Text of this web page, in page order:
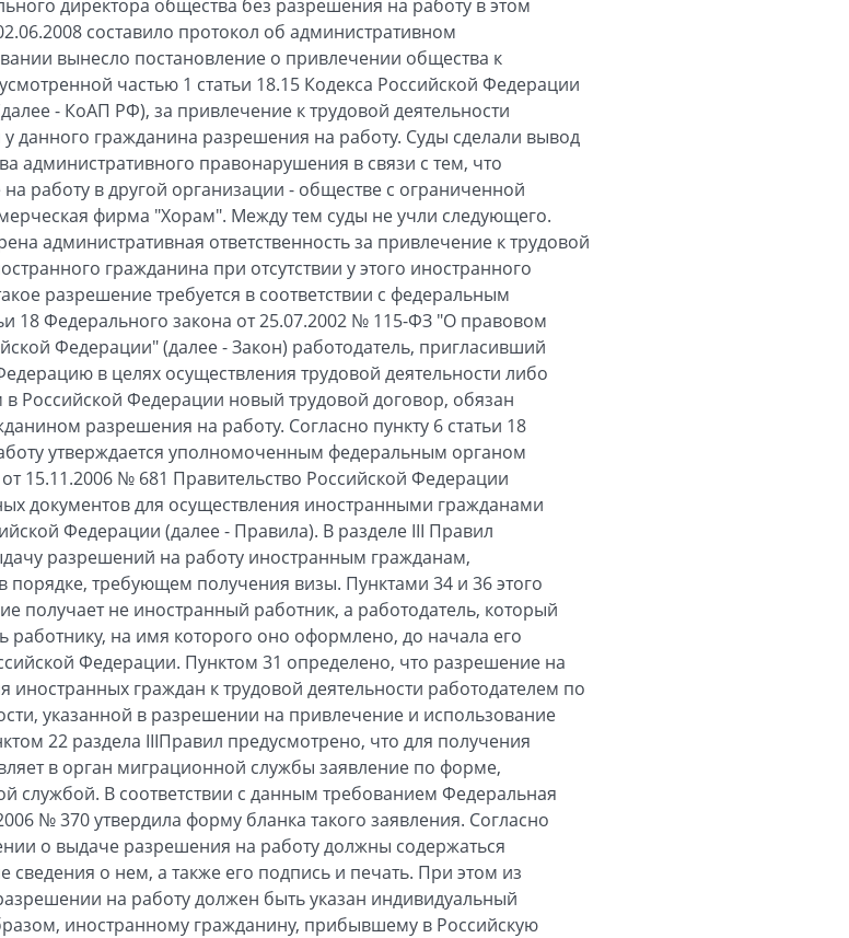
директора общества без разрешения на работу в этом
составило протокол об административном
вынесло постановление о привлечении общества к
частью 1 статьи 18.15 Кодекса Российской Федерации
- КоАП РФ), за привлечение к трудовой деятельности
данного гражданина разрешения на работу. Суды сделали вывод
административного правонарушения в связи с тем, что
работу в другой организации - обществе с ограниченной
фирма "Хорам". Между тем суды не учли следующего.
административная ответственность за привлечение к трудовой
гражданина при отсутствии у этого иностранного
разрешение требуется в соответствии с федеральным
18 Федерального закона от 25.07.2002 № 115-ФЗ "О правовом
Федерации" (далее - Закон) работодатель, пригласивший
в целях осуществления трудовой деятельности либо
Российской Федерации новый трудовой договор, обязан
разрешения на работу. Согласно пункту 6 статьи 18
утверждается уполномоченным федеральным органом
15.11.2006 № 681 Правительство Российской Федерации
документов для осуществления иностранными гражданами
Федерации (далее - Правила). В разделе III Правил
разрешений на работу иностранным гражданам,
требующем получения визы. Пунктами 34 и 36 этого
получает не иностранный работник, а работодатель, который
на имя которого оно оформлено, до начала его
Федерации. Пунктом 31 определено, что разрешение на
иностранных граждан к трудовой деятельности работодателем по
указанной в разрешении на привлечение и использование
22 раздела IIIПравил предусмотрено, что для получения
в орган миграционной службы заявление по форме,
службой. В соответствии с данным требованием Федеральная
№ 370 утвердила форму бланка такого заявления. Согласно
о выдаче разрешения на работу должны содержаться
о нем, а также его подпись и печать. При этом из
на работу должен быть указан индивидуальный
иностранному гражданину, прибывшему в Российскую